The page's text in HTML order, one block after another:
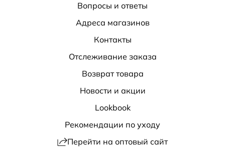
Вопросы и ответы
Адреса магазинов
Контакты
Отслеживание заказа
Возврат товара
Новости и акции
Lookbook
Рекомендации по уходу
Перейти на оптовый сайт